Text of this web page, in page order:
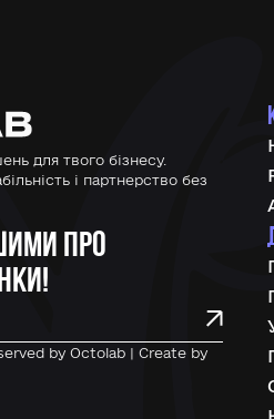
для твого бізнесу.
і партнерство без
про
by Octolab | Create by